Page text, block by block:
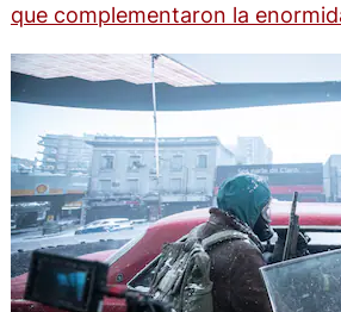
que complementaron la